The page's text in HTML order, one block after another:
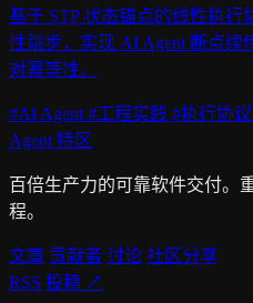
基于 STP 状态锚点的线性执
性跳步，实现 AI Agent 断点
对幂等性。
#AI Agent #工程实践 #执行协议
Agent 特区
百倍生产力的可靠软件交付。
程。
文章 贡献者 讨论 社区分享
RSS 投稿 ↗